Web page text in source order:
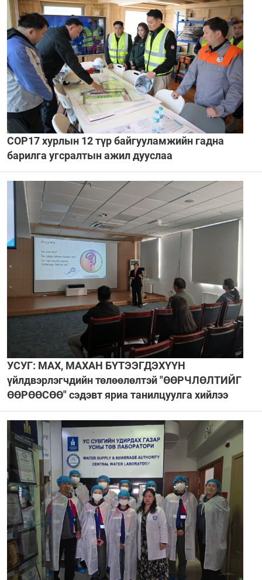
COP17 хурлын 12 түр байгууламжийн гадна
барилга угсралтын ажил дууслаа
УСУГ: МАХ, МАХАН БҮТЭЭГДЭХҮҮН
үйлдвэрлэгчдийн төлөөлөлтэй "ӨӨРЧЛӨЛТИЙГ
ӨӨРӨӨСӨӨ" сэдэвт яриа танилцуулга хийлээ